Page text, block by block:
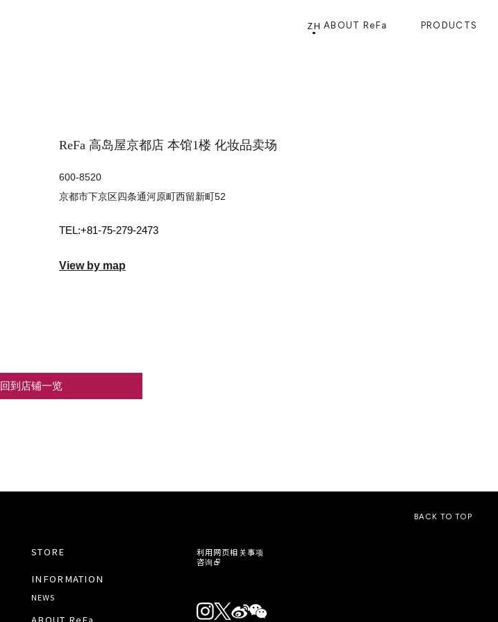
ZH ABOUT ReFa PRODUCTS
ReFa 高岛屋京都店 本馆1楼 化妆品卖场
600-8520
京都市下京区四条通河原町西留新町52
+81-75-279-2473
View by map
回到店铺一览
BACK TO TOP
STORE
INFORMATION
NEWS
利用网页相关事项
咨询